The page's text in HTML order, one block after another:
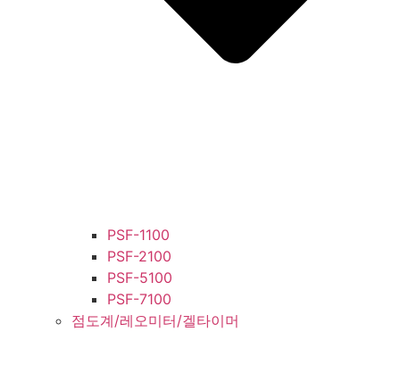
PSF-1100
PSF-2100
PSF-5100
PSF-7100
점도계/레오미터/겔타이머